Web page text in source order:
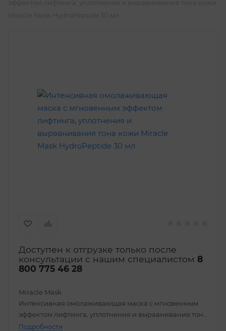
Доступен к отгрузке только после
консультации с нашим специалистом 8
800 775 46 28
Miracle Mask
Интенсивная омолаживающая маска с мгновенным
эффектом лифтинга, уплотнения и выравнивания тона
кожи HydroPeptide 30 мл
Подробности